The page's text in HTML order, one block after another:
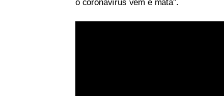
o coronavírus vem e mata”.